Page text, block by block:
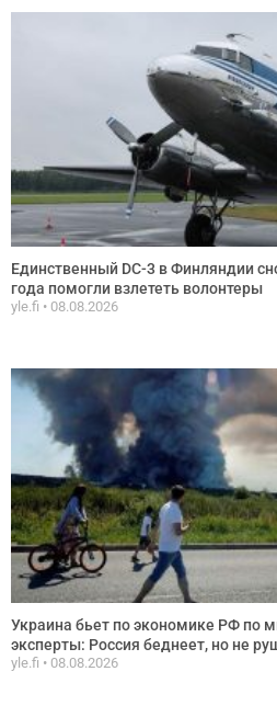
Единственный DC-3 в Финляндии
года помогли взлететь волонтеры
yle.fi 08.08.2026
Украина бьет по экономике РФ по
эксперты: Россия беднеет, но не
yle.fi 08.08.2026